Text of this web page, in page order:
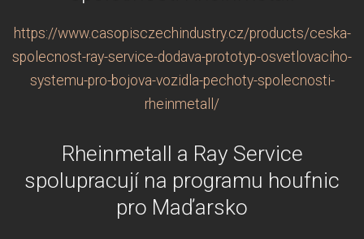
https://www.casopisczechindustry.cz/products/ceska-
spolecnost-ray-service-dodava-prototyp-osvetlovaciho-
systemu-pro-bojova-vozidla-pechoty-spolecnosti-
rheinmetall/
Rheinmetall a Ray Service
spolupracují na programu houfnic
pro Maďarsko